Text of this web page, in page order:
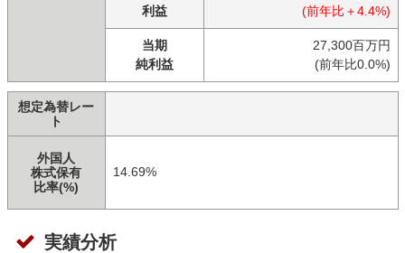
利益
(前年比＋4.4%)
当期
純利益
27,300百万円
(前年比0.0%)
想定為替レー
ト
外国人
株式保有
比率(%)
14.69%
実績分析